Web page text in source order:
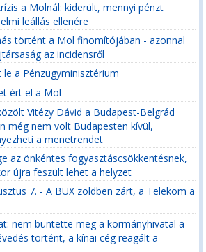
a Molnál: kiderült, mennyi pénzt
leállás ellenére
történt a Mol finomítójában - azonnal
az incidensről
a Pénzügyminisztérium
ért el a Mol
Vitézy Dávid a Budapest-Belgrád
még nem volt Budapesten kívül,
a menetrendet
az önkéntes fogyasztáscsökkentésnek,
újra feszült lehet a helyzet
7. - A BUX zöldben zárt, a Telekom a
nem büntette meg a kormányhivatal a
történt, a kínai cég reagált a